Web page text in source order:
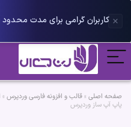
صفحه اصلی »قالب و افزونه فارسی وردپرس »
پاپ آپ ساز وردپرس